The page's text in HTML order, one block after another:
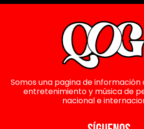
Somos una pagina de información
entretenimiento y música de
nacional e